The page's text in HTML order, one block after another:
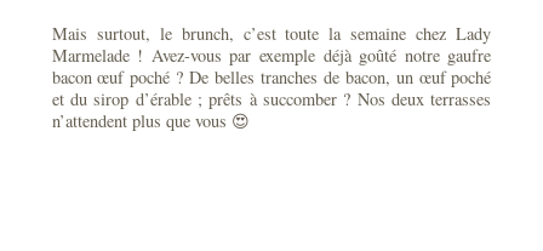
Mais surtout, le brunch, c’est toute la semaine chez Lady
Marmelade ! Avez-vous par exemple déjà goûté notre gaufre
bacon œuf poché ? De belles tranches de bacon, un œuf poché
et du sirop d’érable ; prêts à succomber ? Nos deux terrasses
n’attendent plus que vous 😍